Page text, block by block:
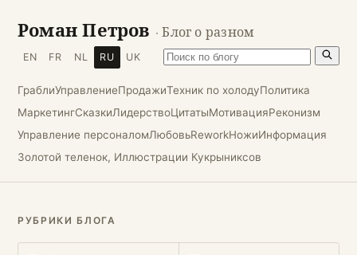
Роман Петров · Блог о разном
EN FR NL RU UK
ГраблиУправлениеПродажиТехник по холодуПолитика
МаркетингСказкиЛидерствоЦитатыМотивацияРеконизм
Управление персоналомЛюбовьReworkНожиИнформация
Золотой теленок, Иллюстрации Кукрыниксов
РУБРИКИ БЛОГА